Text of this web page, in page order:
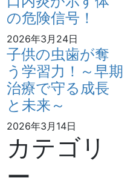
の危険信号！
2026年3月24日
子供の虫歯が奪
う学習力！～早期
治療で守る成長
と未来～
2026年3月14日
カテゴリ
ー